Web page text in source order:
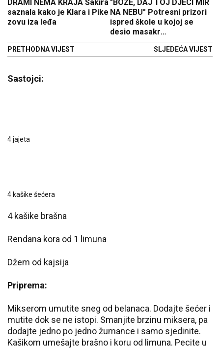
DRAMI NEMA KRAJA Šakira
saznala kako je Klara i Pike
zovu iza leđa
PRETHODNA VIJEST
"BOŽE, DAJ TOJ DJECI MIR
NA NEBU" Potresni prizori
ispred škole u kojoj se
desio masakr
(FOTO/VIDEO)
SLJEDEĆA VIJEST
Sastojci:
4 jajeta
4 kašike šećera
4 kašike brašna
Rendana kora od 1 limuna
Džem od kajsija
Priprema:
Mikserom umutite sneg od belanaca. Dodajte šećer i
mutite dok se ne istopi. Smanjite brzinu miksera, pa
dodajte jedno po jedno žumance i samo sjedinite.
Kašikom umešajte brašno i koru od limuna. Pecite u